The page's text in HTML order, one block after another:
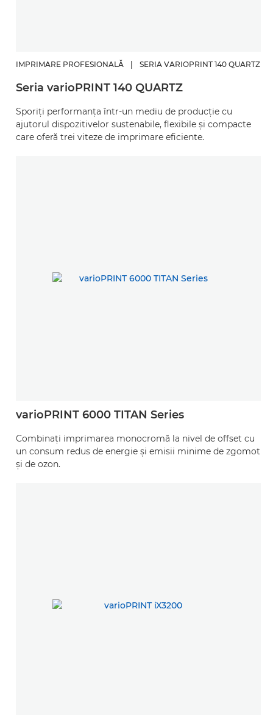
IMPRIMARE PROFESIONALĂ SERIA VARIOPRINT 140 QUARTZ
Seria varioPRINT 140 QUARTZ
Sporiţi performanţa într-un mediu de producţie cu
ajutorul dispozitivelor sustenabile, flexibile şi compacte
care oferă trei viteze de imprimare eficiente.
varioPRINT 6000 TITAN Series
Combinaţi imprimarea monocromă la nivel de offset cu
un consum redus de energie şi emisii minime de zgomot
şi de ozon.